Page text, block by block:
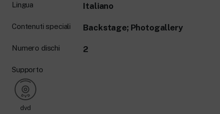
Lingua Italiano
Contenuti speciali Backstage; Photogallery
Numero dischi 2
Supporto
dvd